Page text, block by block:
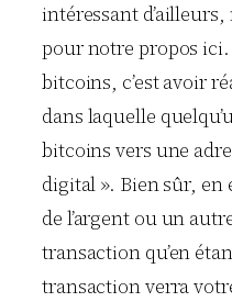
intéressant
pour notre propos ici.
bitcoins, c’est avoir
dans laquelle
bitcoins vers une
digital ». Bien sûr, en
de l’argent ou un
transaction qu’en
transaction verra